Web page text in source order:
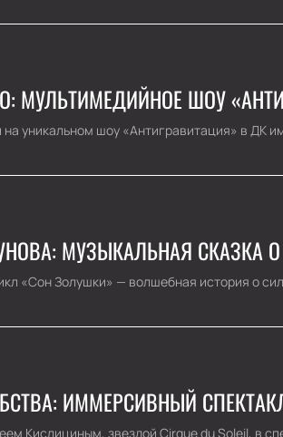
МУЛЬТИМЕДИЙНОЕ ШОУ
уникальном шоу «Антигравитация» в ДК
МУЗЫКАЛЬНАЯ СКАЗКА
«Сон Золушки» — волшебная история о
ИММЕРСИВНЫЙ
Кислициным, звездой Cirque du Soleil, в